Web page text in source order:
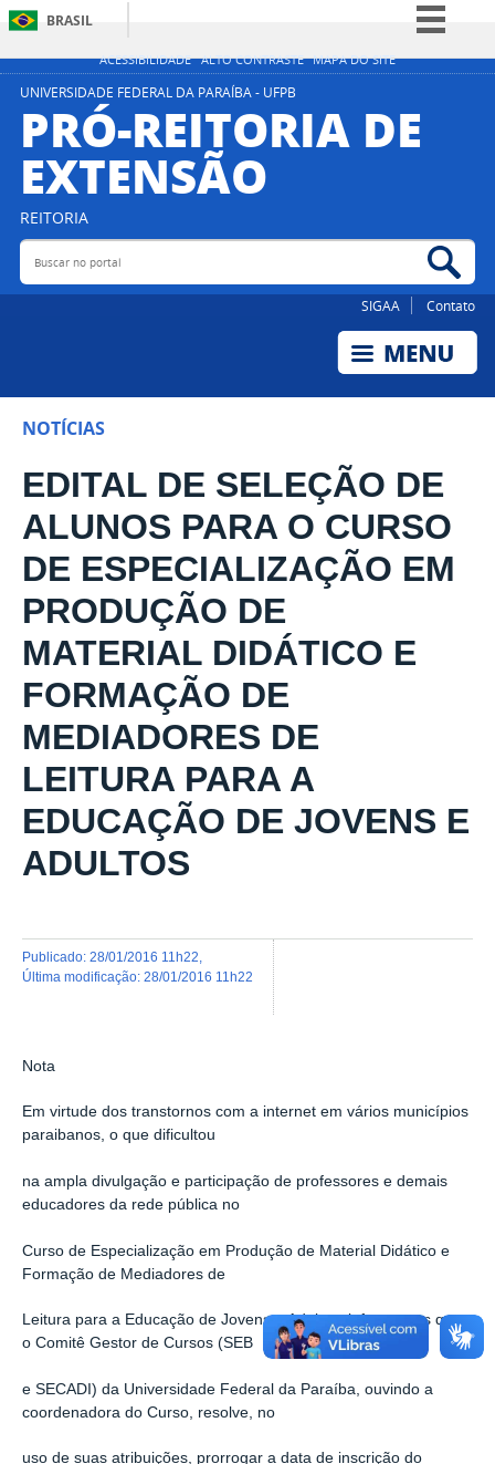
ACESSIBILIDADE ALTO CONTRASTE MAPA DO SITE
BRASIL
Simplifique!
Participe
UNIVERSIDADE FEDERAL DA PARAÍBA - UFPB
PRÓ-REITORIA DE
EXTENSÃO
REITORIA
Buscar no portal
SIGAA Contato
NOTÍCIAS
EDITAL DE SELEÇÃO DE
ALUNOS PARA O CURSO
DE ESPECIALIZAÇÃO EM
PRODUÇÃO DE
MATERIAL DIDÁTICO E
FORMAÇÃO DE
MEDIADORES DE
LEITURA PARA A
EDUCAÇÃO DE JOVENS E
ADULTOS
publicado: 28/01/2016 11h22
última modificação: 28/01/2016 11h22
Nota
Em virtude dos transtornos com a internet em vários municípios
paraibanos, o que dificultou
na ampla divulgação e participação de professores e demais
educadores da rede pública no
Curso de Especialização em Produção de Material Didático e
Formação de Mediadores de
Leitura para a Educação de Jovens e Adultos, informamos que
o Comitê Gestor de Cursos (SEB
e SECADI) da Universidade Federal da Paraíba, ouvindo a
coordenadora do Curso, resolve, no
uso de suas atribuições, prorrogar a data de inscrição do